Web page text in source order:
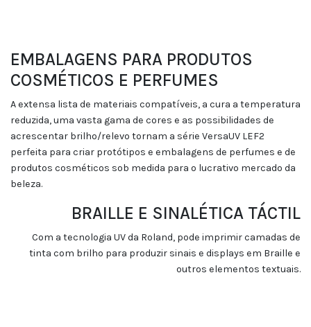
EMBALAGENS PARA PRODUTOS
COSMÉTICOS E PERFUMES
A extensa lista de materiais compatíveis, a cura a temperatura
reduzida, uma vasta gama de cores e as possibilidades de
acrescentar brilho/relevo tornam a série VersaUV LEF2
perfeita para criar protótipos e embalagens de perfumes e de
produtos cosméticos sob medida para o lucrativo mercado da
beleza.
BRAILLE E SINALÉTICA TÁCTIL
Com a tecnologia UV da Roland, pode imprimir camadas de
tinta com brilho para produzir sinais e displays em Braille e
outros elementos textuais.